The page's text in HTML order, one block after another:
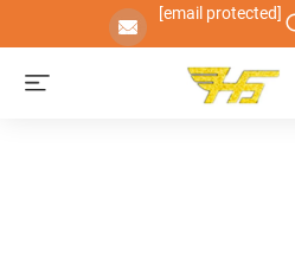
[email protected]